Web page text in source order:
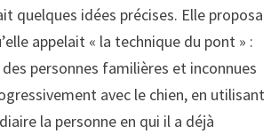
quelques idées précises. Elle proposa
appelait « la technique du pont » :
personnes familières et inconnues
avec le chien, en utilisant
la personne en qui il a déjà